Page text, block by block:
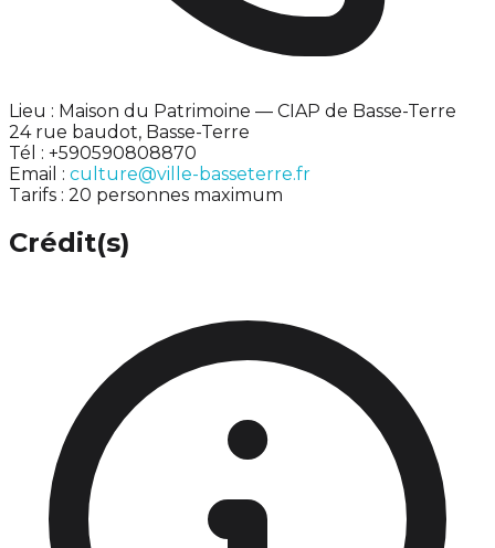
Lieu : Maison du Patrimoine — CIAP de Basse-Terre
24 rue baudot, Basse-Terre
Tél : +590590808870
Email : culture@ville-basseterre.fr
Tarifs : 20 personnes maximum
Crédit(s)